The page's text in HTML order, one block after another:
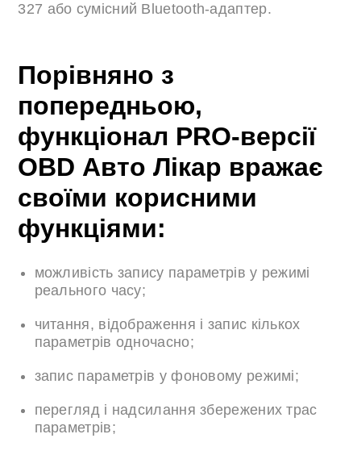
327 або сумісний Bluetooth-адаптер.
Порівняно з
попередньою,
функціонал PRO-версії
OBD Авто Лікар вражає
своїми корисними
функціями:
можливість запису параметрів у режимі
реального часу;
читання, відображення і запис кількох
параметрів одночасно;
запис параметрів у фоновому режимі;
перегляд і надсилання збережених трас
параметрів;